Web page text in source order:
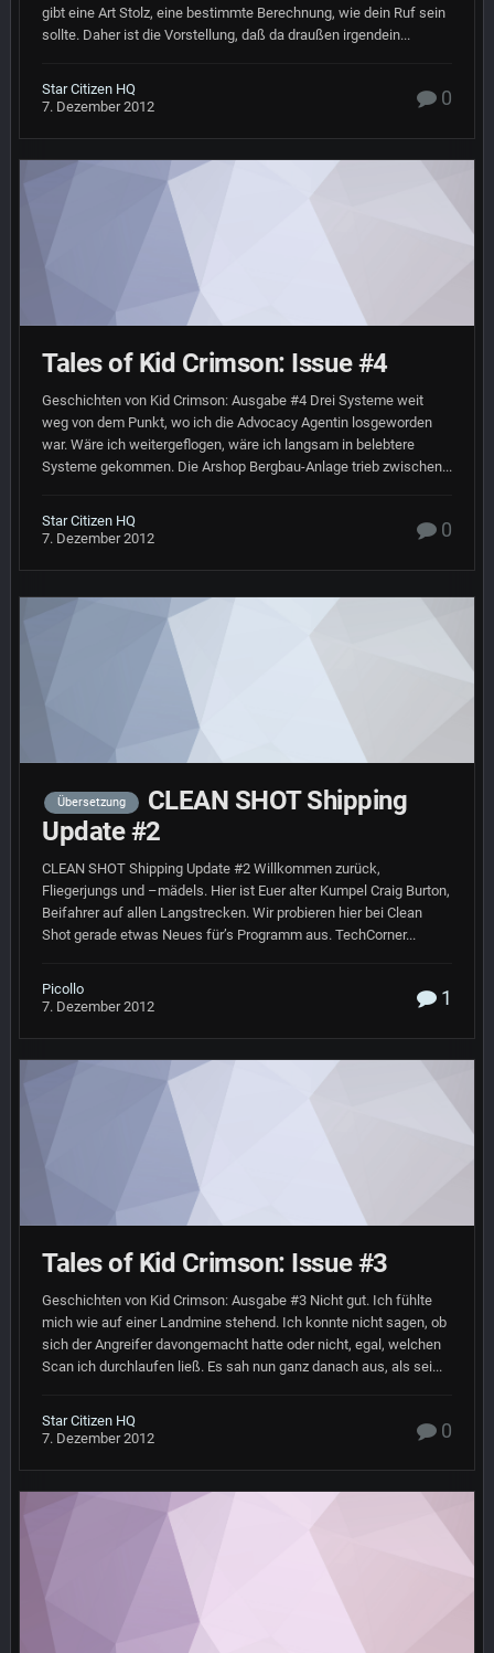
gibt eine Art Stolz, eine bestimmte Berechnung, wie dein Ruf sein
sollte. Daher ist die Vorstellung, daß da draußen irgendein...
Star Citizen HQ
7. Dezember 2012
0
Tales of Kid Crimson: Issue #4
Geschichten von Kid Crimson: Ausgabe #4 Drei Systeme weit
weg von dem Punkt, wo ich die Advocacy Agentin losgeworden
war. Wäre ich weitergeflogen, wäre ich langsam in belebtere
Systeme gekommen. Die Arshop Bergbau-Anlage trieb zwischen...
Star Citizen HQ
7. Dezember 2012
0
Übersetzung
CLEAN SHOT Shipping
Update #2
CLEAN SHOT Shipping Update #2 Willkommen zurück,
Fliegerjungs und –mädels. Hier ist Euer alter Kumpel Craig Burton,
Beifahrer auf allen Langstrecken. Wir probieren hier bei Clean
Shot gerade etwas Neues für’s Programm aus. TechCorner...
Picollo
7. Dezember 2012
1
Tales of Kid Crimson: Issue #3
Geschichten von Kid Crimson: Ausgabe #3 Nicht gut. Ich fühlte
mich wie auf einer Landmine stehend. Ich konnte nicht sagen, ob
sich der Angreifer davongemacht hatte oder nicht, egal, welchen
Scan ich durchlaufen ließ. Es sah nun ganz danach aus, als sei...
Star Citizen HQ
7. Dezember 2012
0